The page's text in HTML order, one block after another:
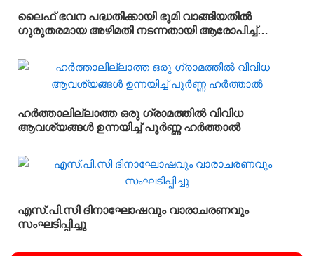
ലൈഫ് ഭവന പദ്ധതിക്കായി ഭൂമി വാങ്ങിയതിൽ
ഗുരുതരമായ അഴിമതി നടന്നതായി ആരോപിച്ച്
പഞ്ചായത്ത് ഓഫീസിലേക്ക് പ്രതിഷേധ മാർച്ച്
നടത്തി
ഹർത്താലില്ലാത്ത ഒരു ഗ്രാമത്തിൽ വിവിധ
ആവശ്യങ്ങൾ ഉന്നയിച്ച് പൂർണ്ണ ഹർത്താൽ
എസ്.പി.സി ദിനാഘോഷവും വാരാചരണവും
സംഘടിപ്പിച്ചു